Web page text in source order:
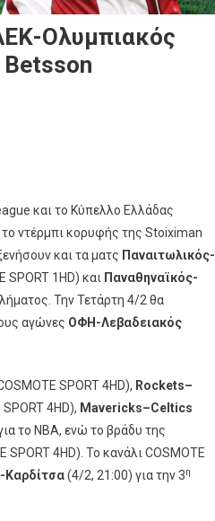
Ολυμπιακός
Betsson
και το Κύπελλο Ελλάδας
το ντέρμπι κορυφής της Stoiximan
και τα ματς Παναιτωλικός-
SPORT 1HD) και Παναθηναϊκός-
Την Τετάρτη 4/2 θα
αγώνες ΟΦΗ-Λεβαδειακός
SPORT 4HD), Rockets–
4HD), Mavericks–Celtics
το ΝΒΑ, ενώ το βράδυ της
SPORT 4HD). Το κανάλι COSMOTE
Καρδίτσα(4/2, 21:00) για την 3η